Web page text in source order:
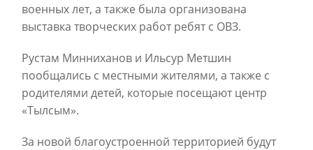
военных лет, а также была организована
выставка творческих работ ребят с ОВЗ.
Рустам Минниханов и Ильсур Метшин
пообщались с местными жителями, а также с
родителями детей, которые посещают центр
«Тылсым».
За новой благоустроенной территорией будут